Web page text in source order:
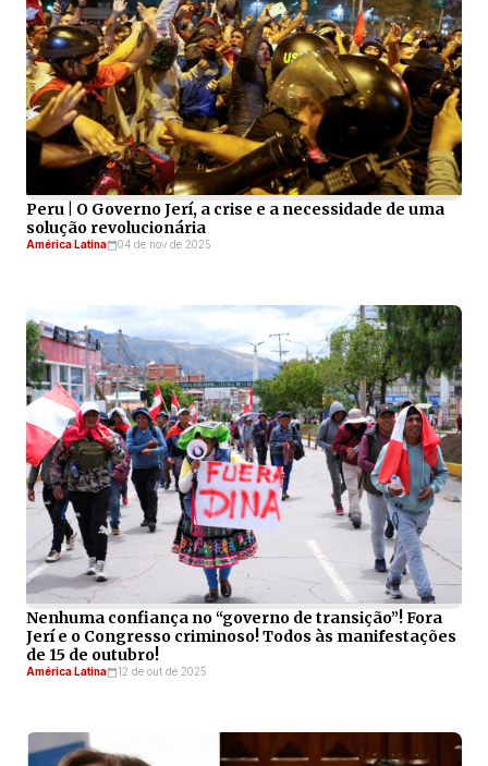
Peru | O Governo Jerí, a crise e a necessidade de uma
solução revolucionária
América Latina 04 de nov de 2025
Nenhuma confiança no “governo de transição”! Fora
Jerí e o Congresso criminoso! Todos às manifestações
de 15 de outubro!
América Latina 12 de out de 2025